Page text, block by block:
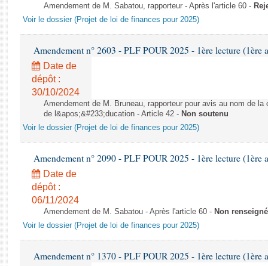
Amendement de M. Sabatou, rapporteur - Après l'article 60 -
Voir le dossier (Projet de loi de finances pour 2025)
Amendement n° 2603 - PLF POUR 2025 - 1ère lecture (1ère
Date de
dépôt :
30/10/2024
Amendement de M. Bruneau, rapporteur pour avis au nom de
de l&apos;&#233;ducation - Article 42 - Non soutenu
Voir le dossier (Projet de loi de finances pour 2025)
Amendement n° 2090 - PLF POUR 2025 - 1ère lecture (1ère
Date de
dépôt :
06/11/2024
Amendement de M. Sabatou - Après l'article 60 - Non renseigné
Voir le dossier (Projet de loi de finances pour 2025)
Amendement n° 1370 - PLF POUR 2025 - 1ère lecture (1ère